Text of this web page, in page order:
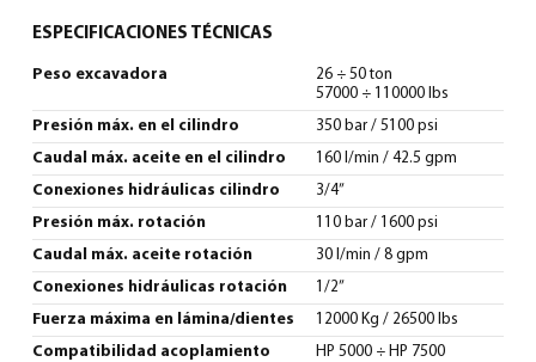
ESPECIFICACIONES TÉCNICAS
Peso excavadora
26 ÷ 50 ton
57000 ÷ 110000 lbs
Presión máx. en el cilindro 350 bar / 5100 psi
Caudal máx. aceite en el cilindro 160 l/min / 42.5 gpm
Conexiones hidráulicas cilindro 3/4”
Presión máx. rotación 110 bar / 1600 psi
Caudal máx. aceite rotación 30 l/min / 8 gpm
Conexiones hidráulicas rotación 1/2”
Fuerza máxima en lámina/dientes 12000 Kg / 26500 lbs
Compatibilidad acoplamiento
HP 5000 ÷ HP 7500